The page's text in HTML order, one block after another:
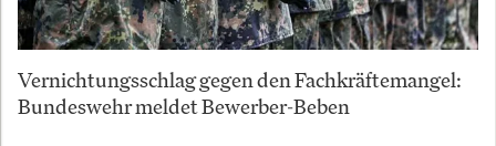
Vernichtungsschlag gegen den Fachkräftemangel:
Bundeswehr meldet Bewerber-Beben